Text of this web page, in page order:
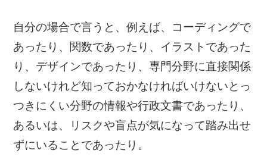
自分の場合で言うと、例えば、コーディングで
あったり、関数であったり、イラストであった
り、デザインであったり、専門分野に直接関係
しないけれど知っておかなければいけないとっ
つきにくい分野の情報や行政文書であったり、
あるいは、リスクや盲点が気になって踏み出せ
ずにいることであったり。